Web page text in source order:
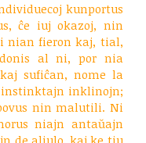
kunportus
ĉe iuj okazoj, nin
nian fieron kaj, tial,
al ni, por nia
sufiĉan, nome la
instinktajn inklinojn;
nin malutili. Ni
niajn antaŭajn
de aliulo, kaj ke tiu